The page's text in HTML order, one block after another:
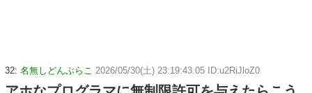
32: 名無しどんぶらこ 2026/05/30(土) 23:19:43.05 ID:u2RiJloZ0